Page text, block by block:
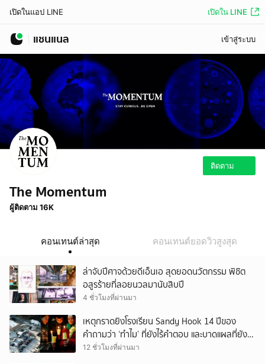
เปิดในแอป LINE เปิดใน LINE
แชนแนล เข้าสู่ระบบ
ติดตาม
The Momentum
ผู้ติดตาม 16K
คอนเทนต์ล่าสุด คอนเทนต์ยอดวิวสูงสุด
ล่าจับปีศาจด้วยดีเอ็นเอ สุดยอดนวัตกรรม พิชิต
อสูรร้ายที่ลอยนวลมานับสิบปี
4 ชั่วโมงที่ผ่านมา
เหตุกราดยิงโรงเรียน Sandy Hook 14 ปีของ
คำถามว่า ‘ทำไม’ ที่ยังไร้คำตอบ และบาดแผลที่ยัง
ทวงความรับผิดชอบไม่จบ
12 ชั่วโมงที่ผ่านมา